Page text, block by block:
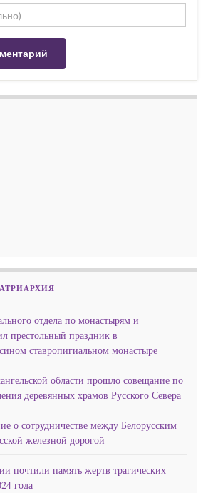
отдела по монастырям и
престольный праздник в
ставропигиальном монастыре
области прошло совещание по
деревянных храмов Русского Севера
о сотрудничестве между Белорусским
железной дорогой
почтили память жертв трагических
года